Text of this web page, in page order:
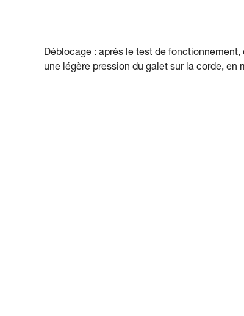
Déblocage : après le test de
une légère pression du galet sur la corde,